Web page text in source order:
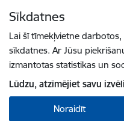
Sīkdatnes
Lai šī tīmekļvietne
sīkdatnes. Ar Jūsu
izmantotas statistikas un
Lūdzu, atzīmējiet savu
Noraidīt